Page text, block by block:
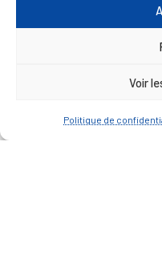
Voir
Politique de
— Faire une